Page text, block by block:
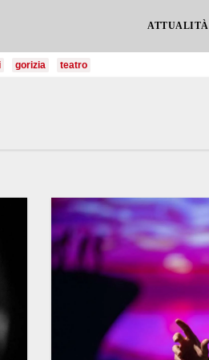
ATTUALITÀ
gorizia teatro